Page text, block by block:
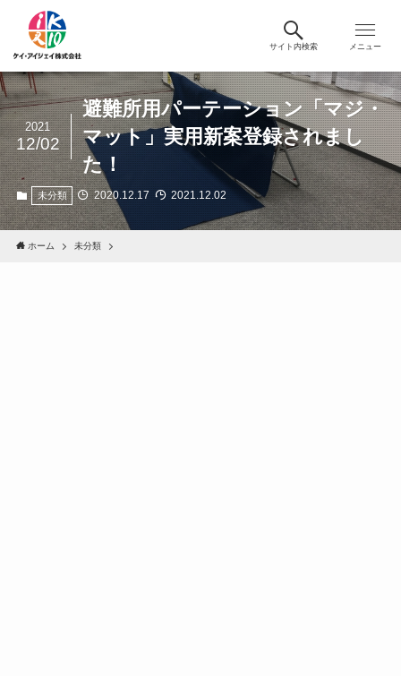
サイト内検索 メニュー
避難所用パーテーション「マジ・
マット」実用新案登録されまし
た！
2021
12/02
未分類 2020.12.17 2021.12.02
ホーム 未分類